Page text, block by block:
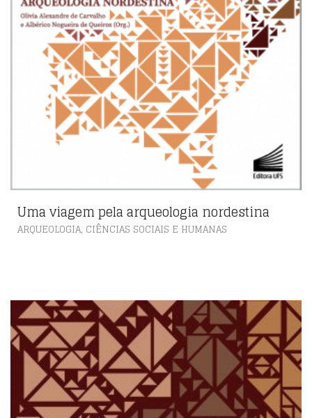
Uma viagem pela arqueologia nordestina
ARQUEOLOGIA, CIÊNCIAS SOCIAIS E HUMANAS